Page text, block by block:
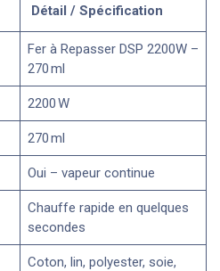
Détail / Spécification
Fer à Repasser DSP 2200W –
270 ml
2200 W
270 ml
Oui – vapeur continue
Chauffe rapide en quelques
secondes
Coton, lin, polyester, soie,